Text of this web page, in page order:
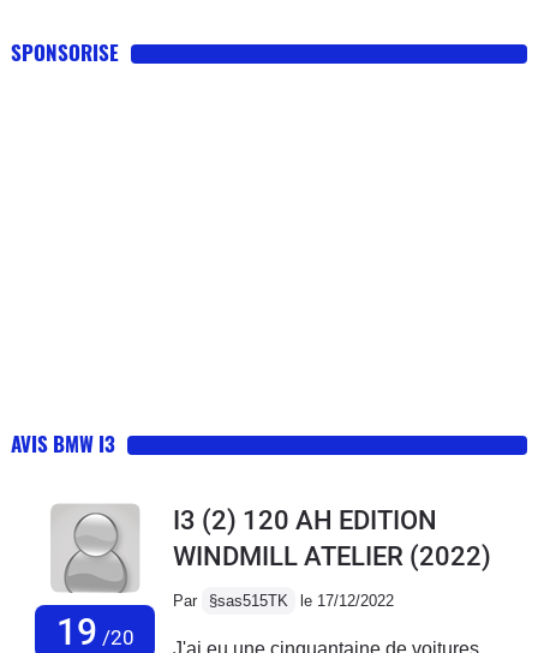
SPONSORISE
AVIS BMW I3
19 /20
I3 (2) 120 AH EDITION
WINDMILL ATELIER (2022)
Par §sas515TK le 17/12/2022
J'ai eu une cinquantaine de voitures